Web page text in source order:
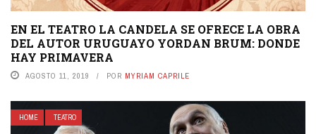
EN EL TEATRO LA CANDELA SE OFRECE LA OBRA
DEL AUTOR URUGUAYO YORDAN BRUM: DONDE
HAY PRIMAVERA
AGOSTO 11, 2019 POR MYRIAM CAPRILE
HOME TEATRO